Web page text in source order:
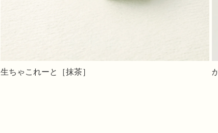
生ちゃこれーと［抹茶］